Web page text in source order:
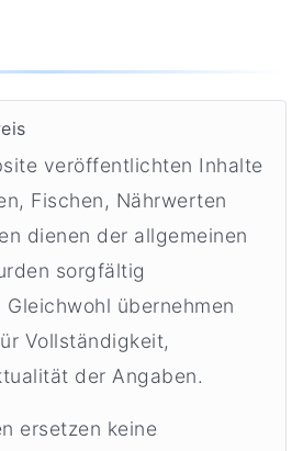
veröffentlichten Inhalte
Fischen, Nährwerten
dienen der allgemeinen
sorgfältig
übernehmen
Vollständigkeit,
der Angaben.
ersetzen keine